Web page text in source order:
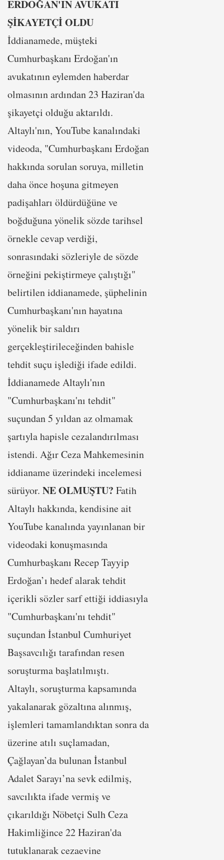
ERDOĞAN'IN AVUKATI
ŞİKAYETÇİ OLDU
İddianamede, müşteki
Cumhurbaşkanı Erdoğan'ın
avukatının eylemden haberdar
olmasının ardından 23 Haziran'da
şikayetçi olduğu aktarıldı.
Altaylı'nın, YouTube kanalındaki
videoda, "Cumhurbaşkanı Erdoğan
hakkında sorulan soruya, milletin
daha önce hoşuna gitmeyen
padişahları öldürdüğüne ve
boğduğuna yönelik sözde tarihsel
örnekle cevap verdiği,
sonrasındaki sözleriyle de sözde
örneğini pekiştirmeye çalıştığı"
belirtilen iddianamede, şüphelinin
Cumhurbaşkanı'nın hayatına
yönelik bir saldırı
gerçekleştirileceğinden bahisle
tehdit suçu işlediği ifade edildi.
İddianamede Altaylı'nın
"Cumhurbaşkanı'nı tehdit"
suçundan 5 yıldan az olmamak
şartıyla hapisle cezalandırılması
istendi. Ağır Ceza Mahkemesinin
iddianame üzerindeki incelemesi
sürüyor. NE OLMUŞTU? Fatih
Altaylı hakkında, kendisine ait
YouTube kanalında yayınlanan bir
videodaki konuşmasında
Cumhurbaşkanı Recep Tayyip
Erdoğan’ı hedef alarak tehdit
içerikli sözler sarf ettiği iddiasıyla
"Cumhurbaşkanı'nı tehdit"
suçundan İstanbul Cumhuriyet
Başsavcılığı tarafından resen
soruşturma başlatılmıştı.
Altaylı, soruşturma kapsamında
yakalanarak gözaltına alınmış,
işlemleri tamamlandıktan sonra da
üzerine atılı suçlamadan,
Çağlayan’da bulunan İstanbul
Adalet Sarayı’na sevk edilmiş,
savcılıkta ifade vermiş ve
çıkarıldığı Nöbetçi Sulh Ceza
Hakimliğince 22 Haziran'da
tutuklanarak cezaevine